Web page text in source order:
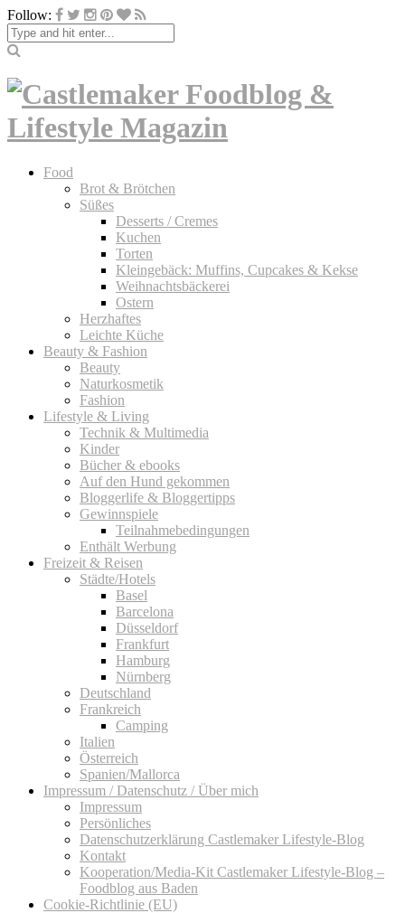
Follow:
Food
Brot & Brötchen
Süßes
Desserts / Cremes
Kuchen
Torten
Kleingebäck: Muffins, Cupcakes & Kekse
Weihnachtsbäckerei
Ostern
Herzhaftes
Leichte Küche
Beauty & Fashion
Beauty
Naturkosmetik
Fashion
Lifestyle & Living
Technik & Multimedia
Kinder
Bücher & ebooks
Auf den Hund gekommen
Bloggerlife & Bloggertipps
Gewinnspiele
Teilnahmebedingungen
Enthält Werbung
Freizeit & Reisen
Städte/Hotels
Basel
Barcelona
Düsseldorf
Frankfurt
Hamburg
Nürnberg
Deutschland
Frankreich
Camping
Italien
Österreich
Spanien/Mallorca
Impressum / Datenschutz / Über mich
Impressum
Persönliches
Datenschutzerklärung Castlemaker Lifestyle-Blog
Kontakt
Kooperation/Media-Kit Castlemaker Lifestyle-Blog –
Foodblog aus Baden
Cookie-Richtlinie (EU)